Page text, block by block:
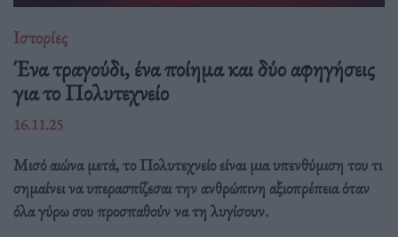
Ιστορίες
Ένα τραγούδι, ένα ποίημα και δύο αφηγήσεις
για το Πολυτεχνείο
16.11.25
Μισό αιώνα μετά, το Πολυτεχνείο είναι μια υπενθύμιση του τι
σημαίνει να υπερασπίζεσαι την ανθρώπινη αξιοπρέπεια όταν
όλα γύρω σου προσπαθούν να τη λυγίσουν.